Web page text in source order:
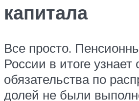
капитала
Все просто.
России в итоге узнает
обязательства по
долей не были